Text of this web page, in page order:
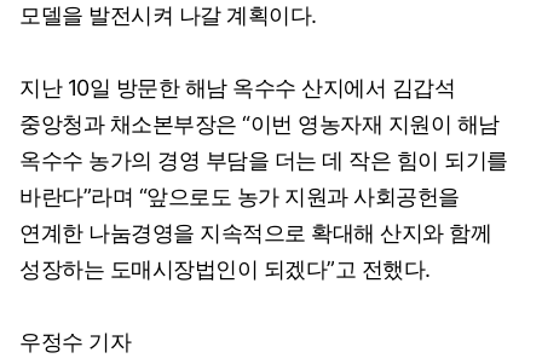
모델을 발전시켜 나갈 계획이다.
지난 10일 방문한 해남 옥수수 산지에서 김갑석
중앙청과 채소본부장은 “이번 영농자재 지원이 해남
옥수수 농가의 경영 부담을 더는 데 작은 힘이 되기를
바란다”라며 “앞으로도 농가 지원과 사회공헌을
연계한 나눔경영을 지속적으로 확대해 산지와 함께
성장하는 도매시장법인이 되겠다”고 전했다.
우정수 기자